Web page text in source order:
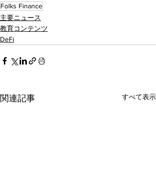
Folks Finance
主要ニュース
教育コンテンツ
DeFi
関連記事 すべて表示